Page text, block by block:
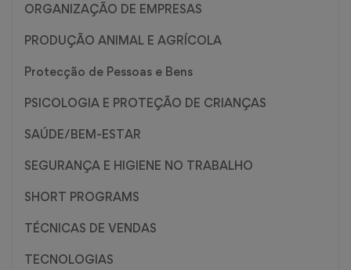
ORGANIZAÇÃO DE EMPRESAS
PRODUÇÃO ANIMAL E AGRÍCOLA
Protecção de Pessoas e Bens
PSICOLOGIA E PROTEÇÃO DE CRIANÇAS
SAÚDE/BEM-ESTAR
SEGURANÇA E HIGIENE NO TRABALHO
SHORT PROGRAMS
TÉCNICAS DE VENDAS
TECNOLOGIAS